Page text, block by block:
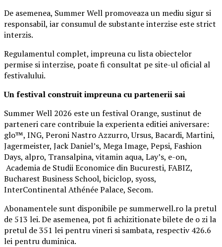
De asemenea, Summer Well promoveaza un mediu sigur si
responsabil, iar consumul de substante interzise este strict
interzis.
Regulamentul complet, impreuna cu lista obiectelor
permise si interzise, poate fi consultat pe site-ul oficial al
festivalului.
Un festival construitimpreuna cu partenerii sai
Summer Well 2026 este un festival Orange, sustinut de
parteneri care contribuie la experienta editiei aniversare:
glo™, ING, Peroni Nastro Azzurro, Ursus, Bacardi, Martini,
Jagermeister, Jack Daniel’s, Mega Image, Pepsi, Fashion
Days, alpro, Transalpina, vitamin aqua, Lay’s, e-on,
Academia de Studii Economice din Bucuresti, FABIZ,
Bucharest Business School, biciclop, syoss,
InterContinental Athénée Palace, Secom.
Abonamentele sunt disponibile pe summerwell.ro la pretul
de 513 lei. De asemenea, pot fi achizitionate bilete de o zi la
pretul de 351 lei pentru vineri si sambata, respectiv 426.6
lei pentru duminica.